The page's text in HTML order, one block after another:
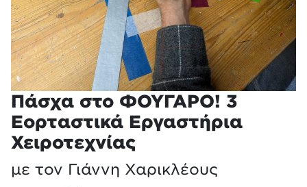
Πάσχα στο ΦΟΥΓΑΡΟ! 3
Εορταστικά Εργαστήρια
Χειροτεχνίας
με τον Γιάννη Χαρικλέους